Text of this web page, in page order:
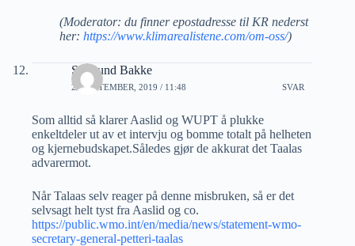
(Moderator: du finner epostadresse til KR nederst
her: https://www.klimarealistene.com/om-oss/)
Sigmund Bakke
26 SEPTEMBER, 2019 / 11:48 SVAR
Som alltid så klarer Aaslid og WUPT å plukke
enkeltdeler ut av et intervju og bomme totalt på helheten
og kjernebudskapet.Således gjør de akkurat det Taalas
advarermot.
Når Talaas selv reager på denne misbruken, så er det
selvsagt helt tyst fra Aaslid og co.
https://public.wmo.int/en/media/news/statement-wmo-
secretary-general-petteri-taalas